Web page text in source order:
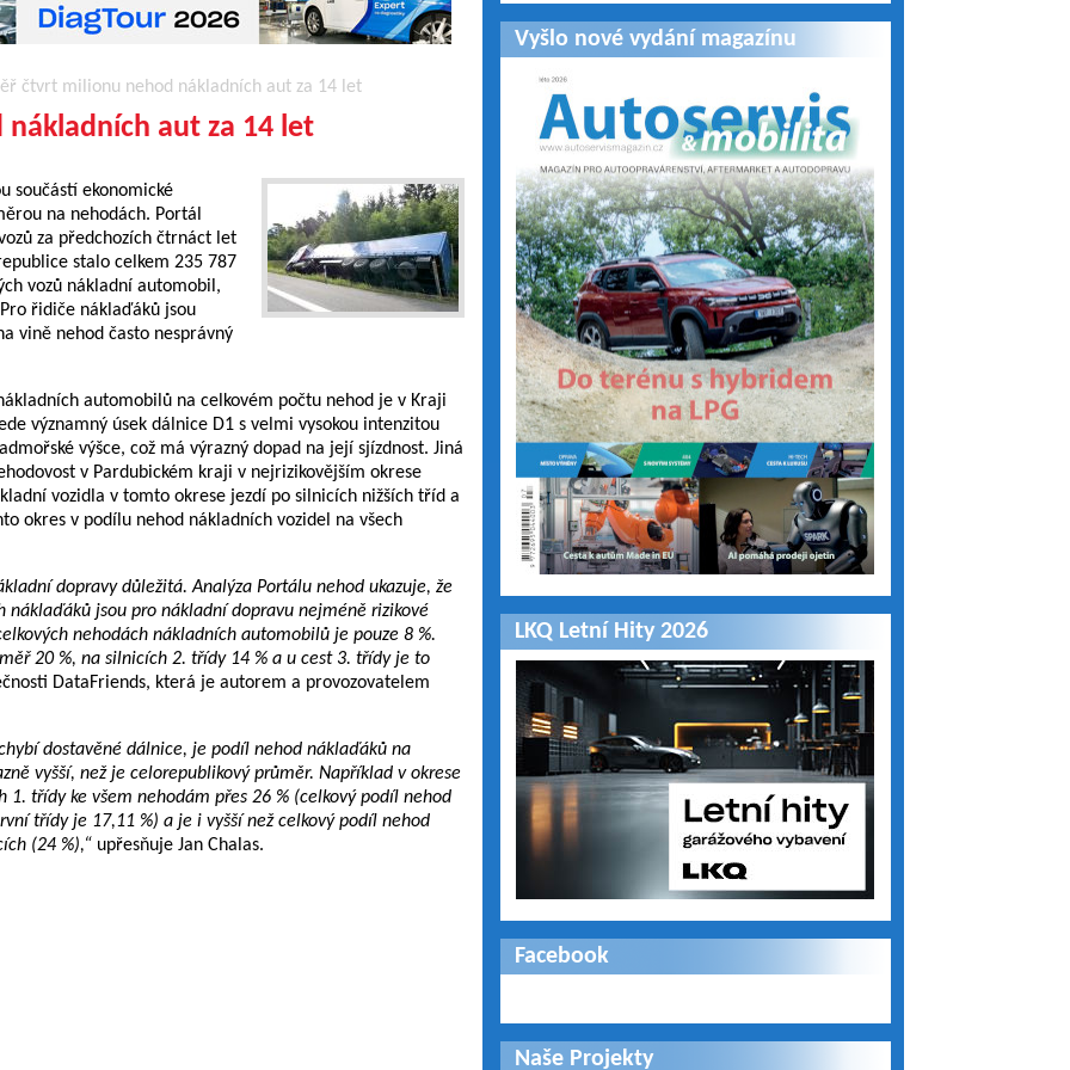
čtvrt milionu nehod nákladních aut za 14 let
aut za 14 let
součástí ekonomické
na nehodách. Portál
za předchozích čtrnáct let
stalo celkem 235 787
vozů nákladní automobil,
řidiče náklaďáků jsou
vině nehod často nesprávný
automobilů na celkovém počtu nehod je v Kraji
významný úsek dálnice D1 s velmi vysokou intenzitou
výšce, což má výrazný dopad na její sjízdnost. Jiná
v Pardubickém kraji v nejrizikovějším okrese
vozidla v tomto okrese jezdí po silnicích nižších tříd a
okres v podílu nehod nákladních vozidel na všech
dopravy důležitá. Analýza Portálu nehod ukazuje, že
náklaďáků jsou pro nákladní dopravu nejméně rizikové
nehodách nákladních automobilů je pouze 8 %.
20 %, na silnicích 2. třídy 14 % a u cest 3. třídy je to
DataFriends, která je autorem a provozovatelem
dostavěné dálnice, je podíl nehod náklaďáků na
vyšší, než je celorepublikový průměr. Například v okrese
třídy ke všem nehodám přes 26 % (celkový podíl nehod
třídy je 17,11 %) a je i vyšší než celkový podíl nehod
(24 %),“ upřesňuje Jan Chalas.
Vyšlo nové vydání magazínu
LKQ Letní Hity 2026
Facebook
Naše Projekty